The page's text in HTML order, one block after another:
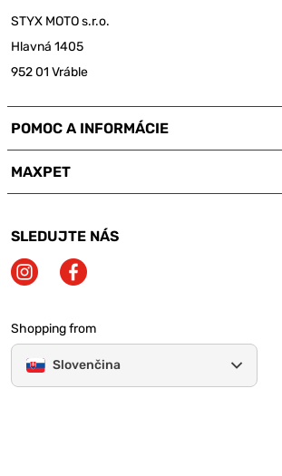
STYX MOTO s.r.o.
Hlavná 1405
952 01 Vráble
POMOC A INFORMÁCIE
MAXPET
SLEDUJTE NÁS
Shopping from
Slovenčina